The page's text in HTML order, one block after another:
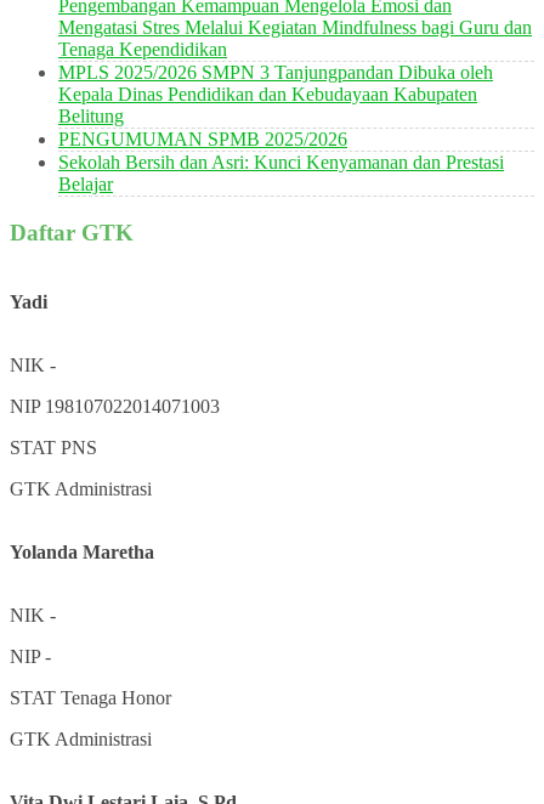
Pengembangan Kemampuan Mengelola Emosi dan
Mengatasi Stres Melalui Kegiatan Mindfulness bagi Guru dan
Tenaga Kependidikan
MPLS 2025/2026 SMPN 3 Tanjungpandan Dibuka oleh
Kepala Dinas Pendidikan dan Kebudayaan Kabupaten
Belitung
PENGUMUMAN SPMB 2025/2026
Sekolah Bersih dan Asri: Kunci Kenyamanan dan Prestasi
Belajar
Daftar GTK
Yadi
NIK -
NIP 198107022014071003
STAT PNS
GTK Administrasi
Yolanda Maretha
NIK -
NIP-
STAT Tenaga Honor
GTK Administrasi